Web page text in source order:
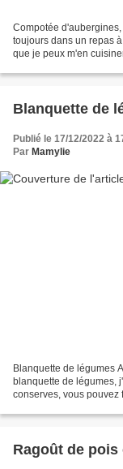
Compotée
toujours dans un repas
que je peux m'en
Blanquette de
Publié le 17/12/2022 à
Par Mamylie
Blanquette de légumes Aujourd'hui je vous propose de réaliser une
blanquette de légumes,
conserves, vous
Ragoût de pois